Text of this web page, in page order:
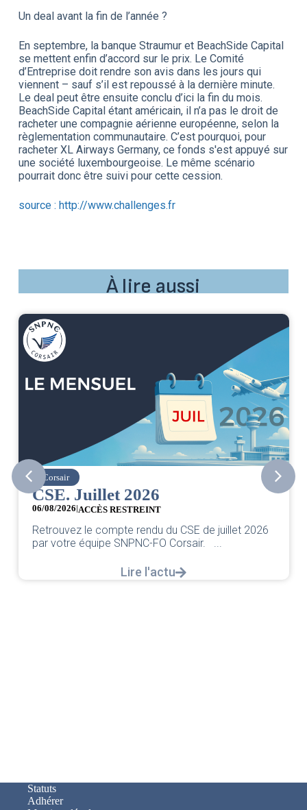
Un deal avant la fin de l’année ?
En septembre, la banque Straumur et BeachSide Capital
se mettent enfin d’accord sur le prix. Le Comité
d’Entreprise doit rendre son avis dans les jours qui
viennent – sauf s’il est repoussé à la dernière minute.
Le deal peut être ensuite conclu d’ici la fin du mois.
BeachSide Capital étant américain, il n’a pas le droit de
racheter une compagnie aérienne européenne, selon la
règlementation communautaire. C’est pourquoi, pour
racheter XL Airways Germany, ce fonds s'est appuyé sur
une société luxembourgeoise. Le même scénario
pourrait donc être suivi pour cette cession.
source : http://www.challenges.fr
À lire aussi
Corsair
CSE. Juillet 2026
06/08/2026|ACCÈS RESTREINT
Retrouvez le compte rendu du CSE de juillet 2026
par votre équipe SNPNC-FO Corsair. ...
Lire l'actu
Statuts
Adhérer